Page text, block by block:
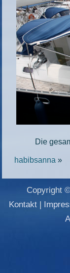
Die
habibsanna »
Copyright
Kontakt|